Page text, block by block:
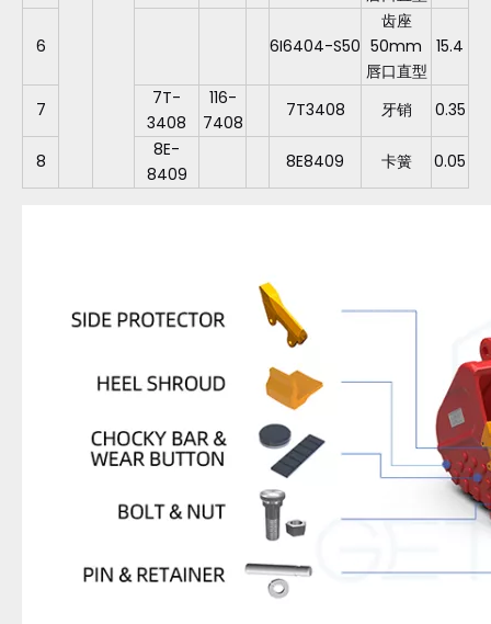
6 6I6404-S50
齿座
50mm
唇口直型
15.4
7
7T-
3408
116-
7408
7T3408 牙销 0.35
8
8E-
8409
8E8409 卡簧 0.05